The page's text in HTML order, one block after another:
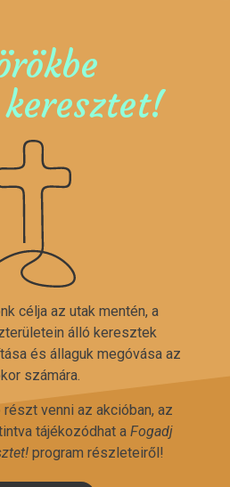
célja az utak mentén, a
álló keresztek
és állaguk megóvása az
számára.
venni az akcióban, az
tájékozódhat a Fogadj
program részleteiről!